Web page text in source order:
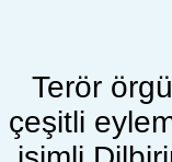
Terör
çeşitli